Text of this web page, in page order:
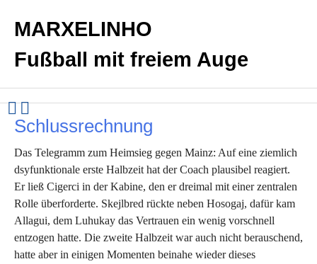
MARXELINHO
Fußball mit freiem Auge
Schlussrechnung
Das Telegramm zum Heimsieg gegen Mainz: Auf eine ziemlich
dsyfunktionale erste Halbzeit hat der Coach plausibel reagiert.
Er ließ Cigerci in der Kabine, den er dreimal mit einer zentralen
Rolle überforderte. Skejlbred rückte neben Hosogaj, dafür kam
Allagui, dem Luhukay das Vertrauen ein wenig vorschnell
entzogen hatte. Die zweite Halbzeit war auch nicht berauschend,
hatte aber in einigen Momenten beinahe wieder dieses